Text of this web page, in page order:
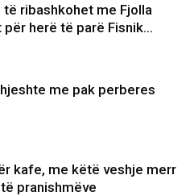
të ribashkohet me Fjolla
për herë të parë Fisnik...
me pak perberes
kafe, me këtë veshje merr
pranishmëve